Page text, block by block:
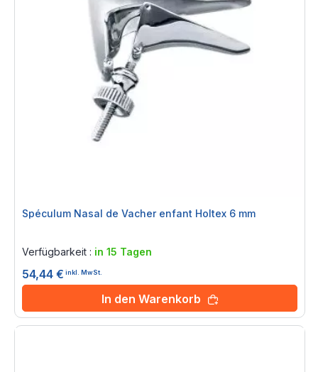
Spéculum Nasal de Vacher enfant Holtex 6 mm
Verfügbarkeit : in 15 Tagen
54,44 € inkl. MwSt.
In den Warenkorb